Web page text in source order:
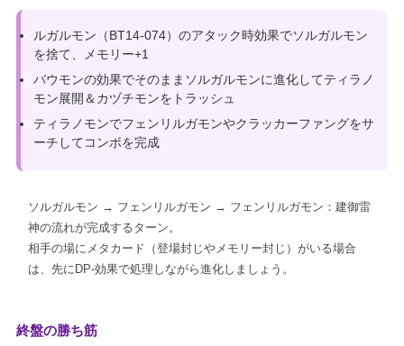
ルガルモン（BT14-074）のアタック時効果でソルガルモン
を捨て、メモリー+1
バウモンの効果でそのままソルガルモンに進化してティラノ
モン展開＆カヅチモンをトラッシュ
ティラノモンでフェンリルガモンやクラッカーファングをサ
ーチしてコンボを完成
ソルガルモン → フェンリルガモン → フェンリルガモン：建御雷
神の流れが完成するターン。
相手の場にメタカード（登場封じやメモリー封じ）がいる場合
は、先にDP-効果で処理しながら進化しましょう。
終盤の勝ち筋